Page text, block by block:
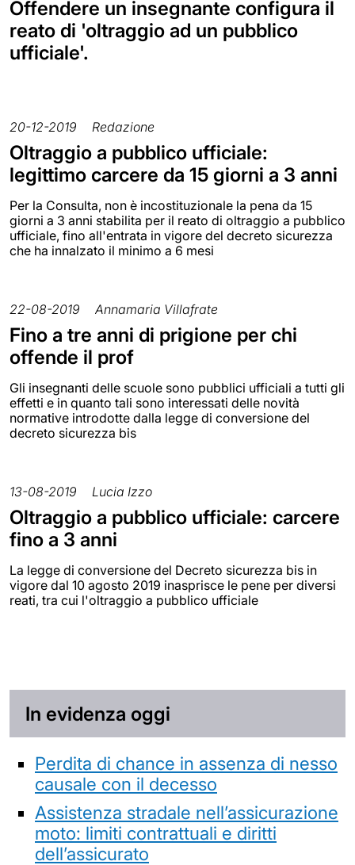
Offendere un insegnante configura il
reato di 'oltraggio ad un pubblico
ufficiale'.
20-12-2019 Redazione
Oltraggio a pubblico ufficiale:
legittimo carcere da 15 giorni a 3 anni
Per la Consulta, non è incostituzionale la pena da 15
giorni a 3 anni stabilita per il reato di oltraggio a pubblico
ufficiale, fino all'entrata in vigore del decreto sicurezza
che ha innalzato il minimo a 6 mesi
22-08-2019 Annamaria Villafrate
Fino a tre anni di prigione per chi
offende il prof
Gli insegnanti delle scuole sono pubblici ufficiali a tutti gli
effetti e in quanto tali sono interessati delle novità
normative introdotte dalla legge di conversione del
decreto sicurezza bis
13-08-2019 Lucia Izzo
Oltraggio a pubblico ufficiale: carcere
fino a 3 anni
La legge di conversione del Decreto sicurezza bis in
vigore dal 10 agosto 2019 inasprisce le pene per diversi
reati, tra cui l'oltraggio a pubblico ufficiale
In evidenza oggi
Perdita di chance in assenza di nesso
causale con il decesso
Assistenza stradale nell’assicurazione
moto: limiti contrattuali e diritti
dell’assicurato